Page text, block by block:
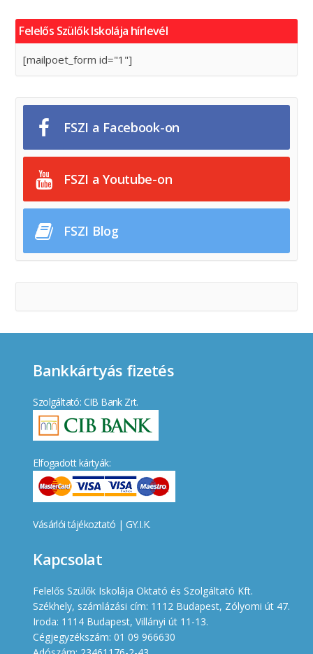
Felelős Szülők Iskolája hírlevél
[mailpoet_form id="1"]
FSZI a Facebook-on
FSZI a Youtube-on
FSZI Blog
Bankkártyás fizetés
Szolgáltató: CIB Bank Zrt.
Elfogadott kártyák:
Vásárlói tájékoztató | GY.I.K.
Kapcsolat
Felelős Szülők Iskolája Oktató és Szolgáltató Kft.
Székhely, számlázási cím: 1112 Budapest, Zólyomi út 47.
Iroda: 1114 Budapest, Villányi út 11-13.
Cégjegyzékszám: 01 09 966630